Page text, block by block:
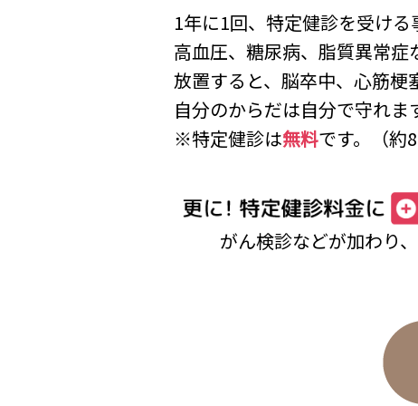
1年に1回、特定健診を受ける
高血圧、糖尿病、脂質異常症
放置すると、脳卒中、心筋梗
自分のからだは自分で守れま
※特定健診は無料です。（約
がん検診などが加わり